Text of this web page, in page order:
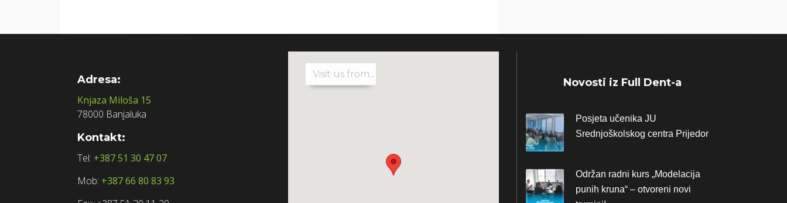
Adresa:
Knjaza Miloša 15
78000 Banjaluka
Kontakt:
Tel: +387 51 30 47 07
Mob: +387 66 80 83 93
Novosti iz Full Dent-a
Posjeta učenika JU
Srednjoškolskog centra Prijedor
Održan radni kurs „Modelacija
punih kruna“ – otvoreni novi